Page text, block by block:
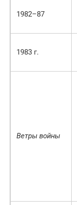
1982–87
1983 г.
Ветры войны